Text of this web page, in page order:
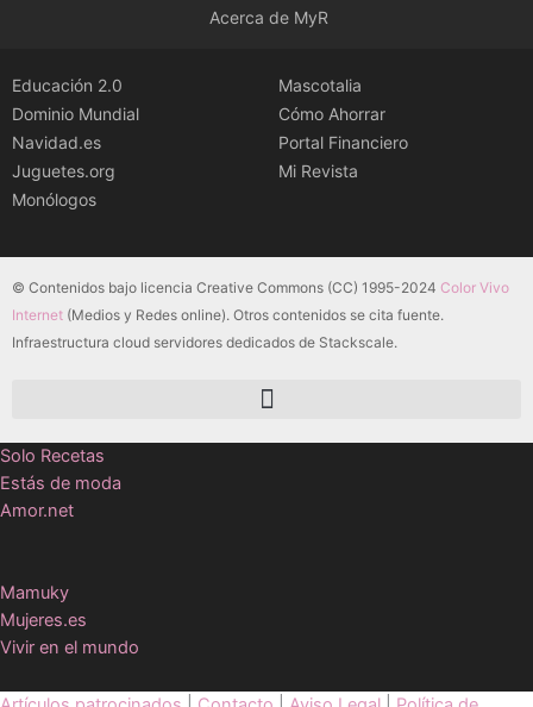
Acerca de MyR
Educación 2.0
Dominio Mundial
Navidad.es
Juguetes.org
Monólogos
Mascotalia
Cómo Ahorrar
Portal Financiero
Mi Revista
© Contenidos bajo licencia Creative Commons (CC) 1995-2024 Color Vivo
Internet (Medios y Redes online). Otros contenidos se cita fuente.
Infraestructura cloud servidores dedicados de Stackscale.
Solo Recetas
Estás de moda
Amor.net
Mamuky
Mujeres.es
Vivir en el mundo